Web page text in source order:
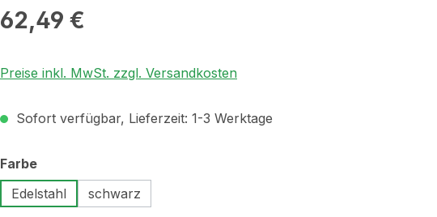
Regulärer Preis:
62,49 €
Preise inkl. MwSt. zzgl. Versandkosten
Sofort verfügbar, Lieferzeit: 1-3 Werktage
Farbeauswählen
Edelstahl
schwarz